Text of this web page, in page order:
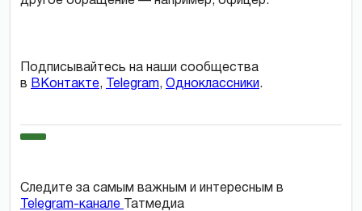
Подписывайтесь на наши сообщества
в ВКонтакте, Telegram, Одноклассники.
Следите за самым важным и интересным в
Telegram-канале
Татмедиа